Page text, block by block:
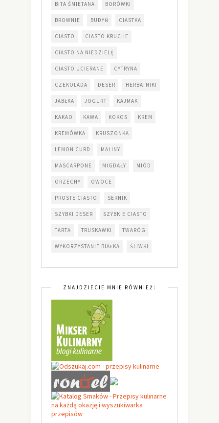
BITA ŚMIETANA BORÓWKI
BROWNIE BUDYŃ CIASTKA
CIASTO CIASTO KRUCHE
CIASTO NA NIEDZIELĘ
CIASTO UCIERANE CYTRYNA
CZEKOLADA DESER HERBATNIKI
JABŁKA JOGURT KAJMAK
KAKAO KAWA KOKOS KREM
KREMÓWKA KRUSZONKA
LEMON CURD MALINY
MASCARPONE MIGDAŁY MIÓD
ORZECHY OWOCE
PROSTE CIASTO SERNIK
SZYBKI DESER SZYBKIE CIASTO
TARTA TRUSKAWKI TWARÓG
WYKORZYSTANIE BIAŁKA ŚLIWKI
ZNAJDZIECIE MNIE RÓWNIEŻ: